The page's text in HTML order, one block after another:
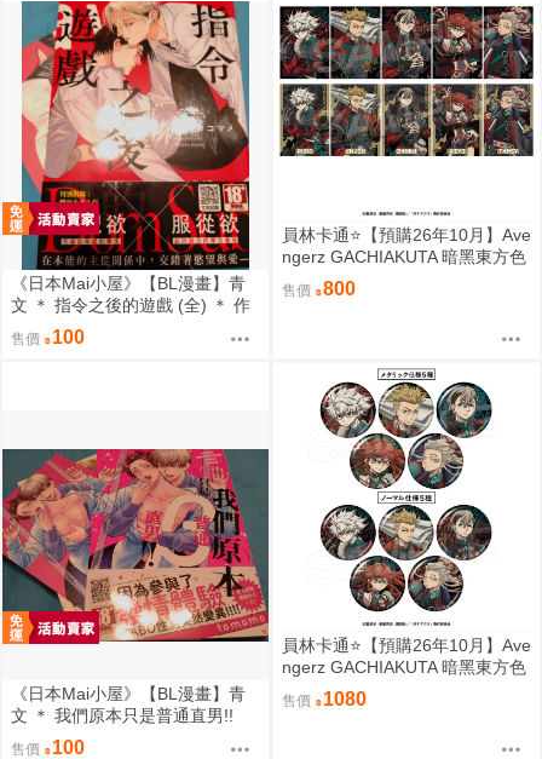
《日本Mai小屋》【BL漫畫】青
文 ＊ 指令之後的遊戲 (全) ＊ 作
者：オオタコマメ
售價 100
員林卡通⭐️【預購26年10月】Ave
ngerz GACHIAKUTA 暗黑東方色
彩 插圖卡片收藏集 中盒 0814
售價 800
《日本Mai小屋》【BL漫畫】青
文 ＊ 我們原本只是普通直男!!
(全) ＊ 作者：tomomo
售價 100
員林卡通⭐️【預購26年10月】Ave
ngerz GACHIAKUTA 暗黑東方色
彩 胸章 徽章收藏集 中盒 0814
售價 1080